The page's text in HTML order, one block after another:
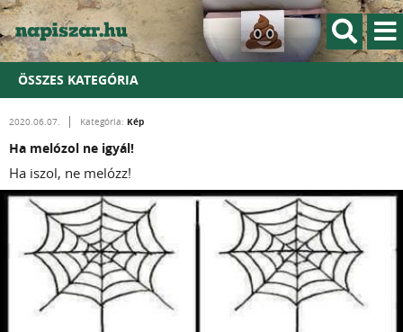
ÖSSZES KATEGÓRIA
2020.06.07. Kategória: Kép
Ha melózol ne igyál!
Ha iszol, ne melózz!